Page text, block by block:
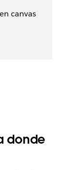
canvas
donde